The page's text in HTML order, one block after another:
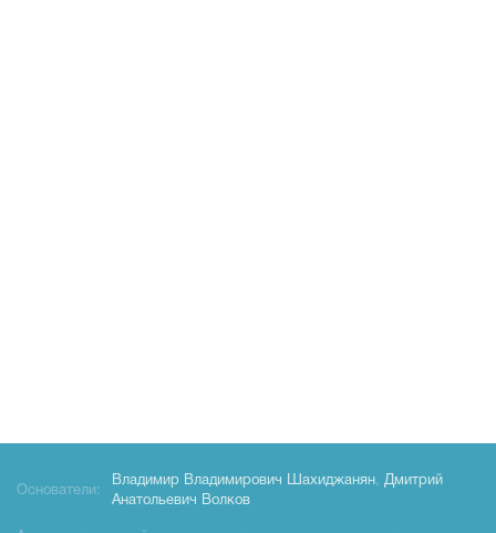
Основатели:
Владимир Владимирович Шахиджанян, Дмитрий
Анатольевич Волков